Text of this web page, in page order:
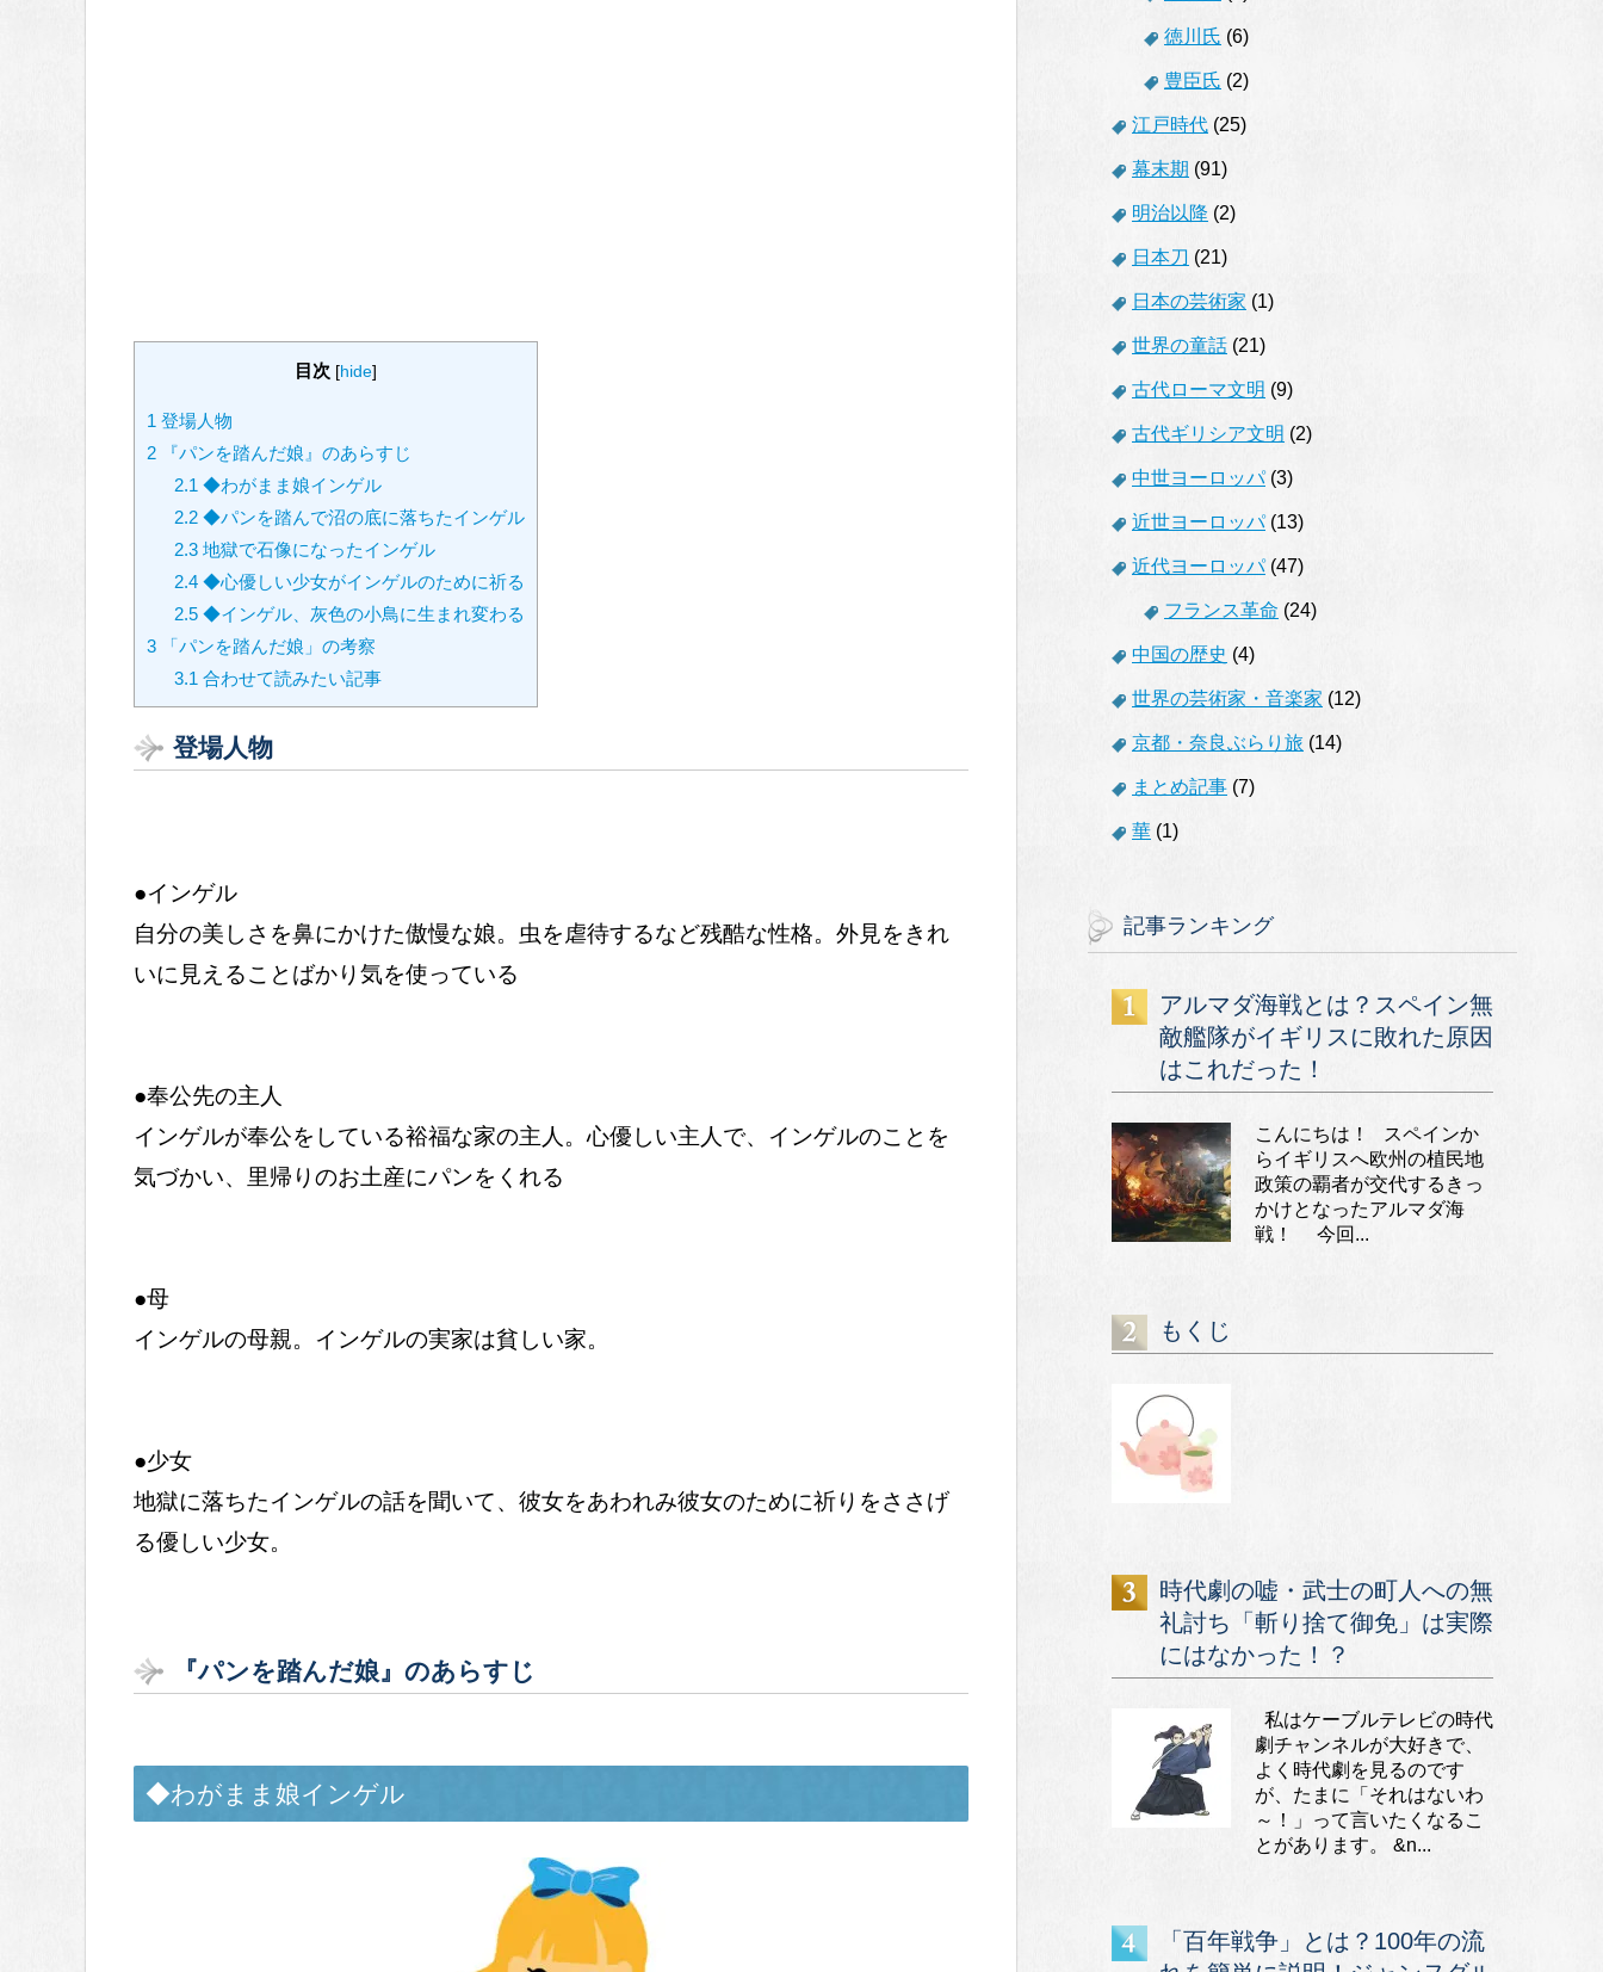
目次 [hide]
1 登場人物
2 『パンを踏んだ娘』のあらすじ
2.1 ◆わがまま娘インゲル
2.2◆パンを踏んで沼の底に落ちたインゲル
2.3地獄で石像になったインゲル
2.4◆心優しい少女がインゲルのために祈る
2.5◆インゲル、灰色の小鳥に生まれ変わる
3 「パンを踏んだ娘」の考察
3.1 合わせて読みたい記事
登場人物
●インゲル
自分の美しさを鼻にかけた傲慢な娘。虫を虐待するなど残酷な性格。外見をきれ
いに見えることばかり気を使っている
●奉公先の主人
インゲルが奉公をしている裕福な家の主人。心優しい主人で、インゲルのことを
気づかい、里帰りのお土産にパンをくれる
●母
インゲルの母親。インゲルの実家は貧しい家。
●少女
地獄に落ちたインゲルの話を聞いて、彼女をあわれみ彼女のために祈りをささげ
る優しい少女。
『パンを踏んだ娘』のあらすじ
◆わがまま娘インゲル
徳川氏 (6)
豊臣氏 (2)
江戸時代 (25)
幕末期 (91)
明治以降 (2)
日本刀 (21)
日本の芸術家 (1)
世界の童話 (21)
古代ローマ文明 (9)
古代ギリシア文明 (2)
中世ヨーロッパ(3)
近世ヨーロッパ(13)
近代ヨーロッパ(47)
フランス革命 (24)
中国の歴史 (4)
世界の芸術家・音楽家 (12)
京都・奈良ぶらり旅 (14)
まとめ記事 (7)
華 (1)
記事ランキング
アルマダ海戦とは？スペイン無
敵艦隊がイギリスに敗れた原因
はこれだった！
こんにちは！ スペインか
らイギリスへ欧州の植民地
政策の覇者が交代するきっ
かけとなったアルマダ海
戦！ 今回...
もくじ
時代劇の嘘・武士の町人への無
礼討ち「斬り捨て御免」は実際
にはなかった！？
私はケーブルテレビの時代
劇チャンネルが大好きで、
よく時代劇を見るのです
が、たまに「それはないわ
～！」って言いたくなるこ
とがあります。 &n...
「百年戦争」とは？100年の流